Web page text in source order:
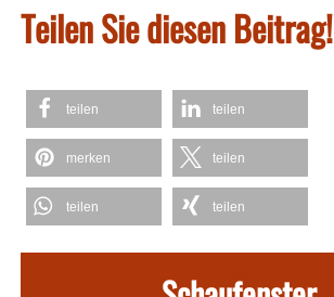
Teilen Sie diesen Beitrag!
teilen teilen
merken teilen
teilen teilen